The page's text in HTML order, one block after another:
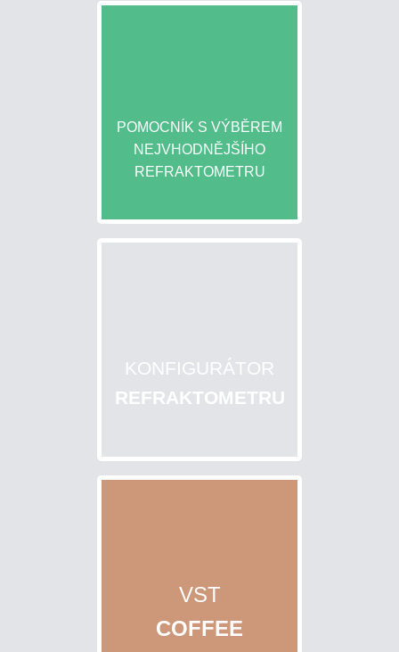
POMOCNÍK S VÝBĚREM
NEJVHODNĚJŠÍHO
REFRAKTOMETRU
KONFIGURÁTOR
REFRAKTOMETRU
VST
COFFEE